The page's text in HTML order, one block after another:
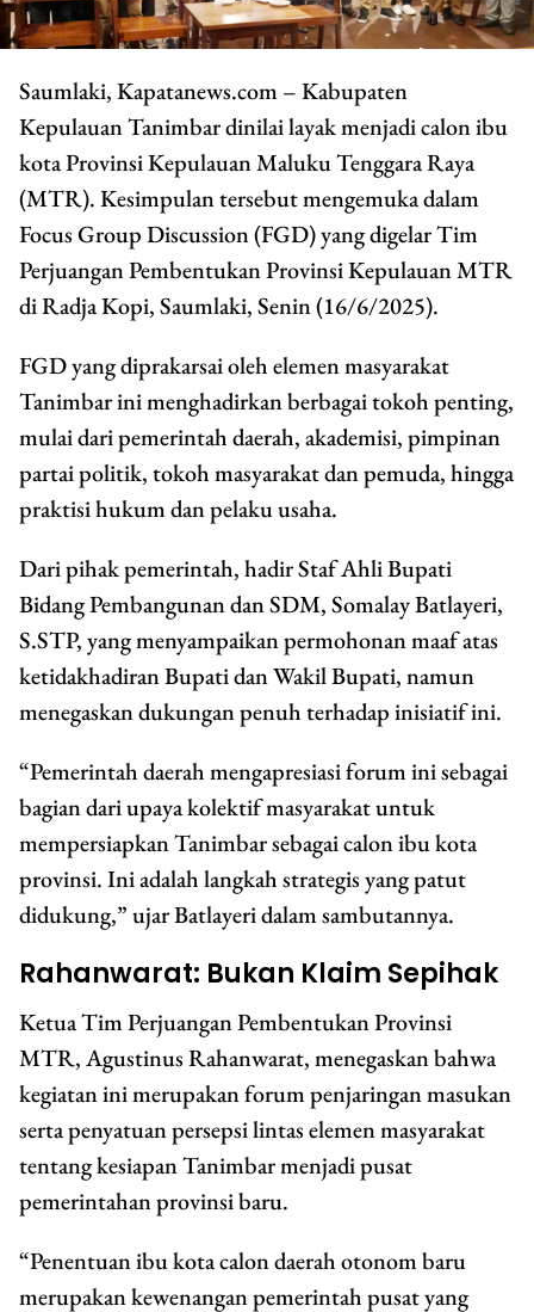
Saumlaki, Kapatanews.com – Kabupaten
Kepulauan Tanimbar dinilai layak menjadi calon ibu
kota Provinsi Kepulauan Maluku Tenggara Raya
(MTR). Kesimpulan tersebut mengemuka dalam
Focus Group Discussion (FGD) yang digelar Tim
Perjuangan Pembentukan Provinsi Kepulauan MTR
di Radja Kopi, Saumlaki, Senin (16/6/2025).
FGD yang diprakarsai oleh elemen masyarakat
Tanimbar ini menghadirkan berbagai tokoh penting,
mulai dari pemerintah daerah, akademisi, pimpinan
partai politik, tokoh masyarakat dan pemuda, hingga
praktisi hukum dan pelaku usaha.
Dari pihak pemerintah, hadir Staf Ahli Bupati
Bidang Pembangunan dan SDM, Somalay Batlayeri,
S.STP, yang menyampaikan permohonan maaf atas
ketidakhadiran Bupati dan Wakil Bupati, namun
menegaskan dukungan penuh terhadap inisiatif ini.
“Pemerintah daerah mengapresiasi forum ini sebagai
bagian dari upaya kolektif masyarakat untuk
mempersiapkan Tanimbar sebagai calon ibu kota
provinsi. Ini adalah langkah strategis yang patut
didukung,” ujar Batlayeri dalam sambutannya.
Rahanwarat: Bukan Klaim Sepihak
Ketua Tim Perjuangan Pembentukan Provinsi
MTR, Agustinus Rahanwarat, menegaskan bahwa
kegiatan ini merupakan forum penjaringan masukan
serta penyatuan persepsi lintas elemen masyarakat
tentang kesiapan Tanimbar menjadi pusat
pemerintahan provinsi baru.
“Penentuan ibu kota calon daerah otonom baru
merupakan kewenangan pemerintah pusat yang